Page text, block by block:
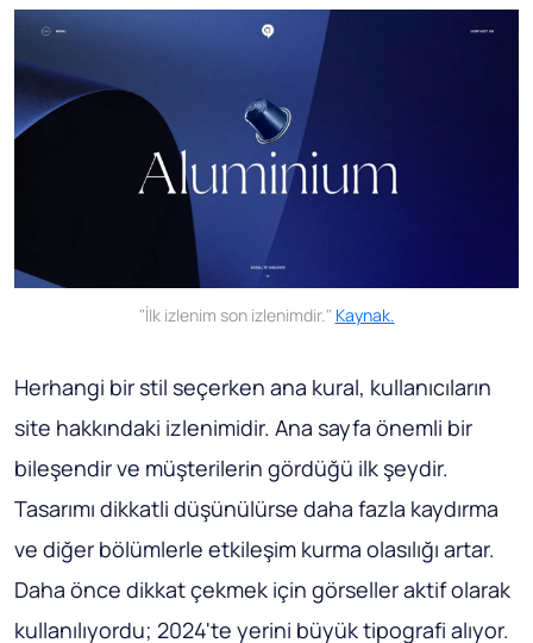
"İlk izlenim son izlenimdir." Kaynak.
Herhangi bir stil seçerken ana kural, kullanıcıların
site hakkındaki izlenimidir. Ana sayfa önemli bir
bileşendir ve müşterilerin gördüğü ilk şeydir.
Tasarımı dikkatli düşünülürse daha fazla kaydırma
ve diğer bölümlerle etkileşim kurma olasılığı artar.
Daha önce dikkat çekmek için görseller aktif olarak
kullanılıyordu; 2024'te yerini büyük tipografi alıyor.